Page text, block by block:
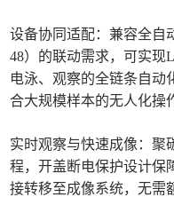
设备协同适配：兼容全自
48）的联动需求，可实现
电泳、观察的全链条自动
合大规模样本的无人化操
实时观察与快速成像：聚
程，开盖断电保护设计保
接转移至成像系统，无需